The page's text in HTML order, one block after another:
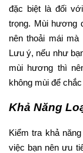
đặc biệt là đối
trọng. Mùi hương
nên thoải mái
Lưu ý, nếu như
mùi hương thì
không mùi để
Khả Năng
Kiểm tra khả
việc bạn nên ưu